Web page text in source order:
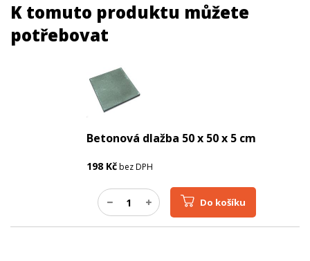
K tomuto produktu můžete
potřebovat
Betonová dlažba 50 x 50 x 5 cm
198 Kčbez DPH
Do košíku